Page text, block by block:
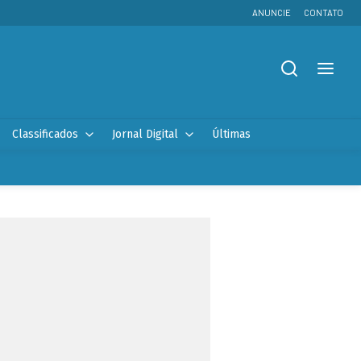
ANUNCIE CONTATO
Classificados Jornal Digital Últimas